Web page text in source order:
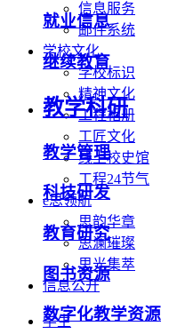
信息服务
邮件系统
学校文化
学校标识
精神文化
工程相册
工匠文化
线上校史馆
工程24节气
e思领航
思韵华章
思澜璀璨
思光集萃
信息公开
学生
就业信息
继续教育
教学科研
教学管理
科技研发
教育研究
图书资源
数字化教学资源